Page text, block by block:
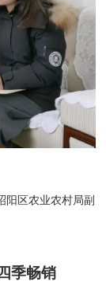
阳区农业农村局副
季畅销